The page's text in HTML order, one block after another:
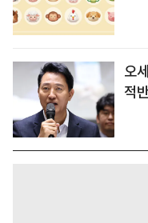
오
적